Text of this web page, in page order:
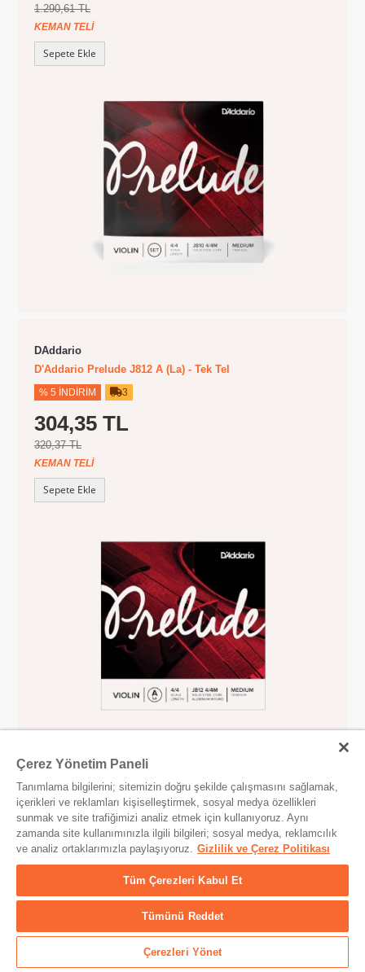
1.290,61 TL
KEMAN TELI
Sepete Ekle
DAddario
D'Addario Prelude J812 A (La) - Tek Tel
% 5 İNDIRIM 3
304,35 TL
320,37 TL
KEMAN TELI
Sepete Ekle
Pirastro
Pirastro Evah Pirazzi Gold Violin Strings E-Ball (mi) Tek
Tel
% 10 İNDIRIM
372,77 TL
414,19 TL
Sepete Ekle
Çerez Yönetim Paneli
Tanımlama bilgilerini; sitemizin doğru şekilde çalışmasını sağlamak,
içerikleri ve reklamları kişiselleştirmek, sosyal medya özellikleri
sunmak ve site trafiğimizi analiz etmek için kullanıyoruz. Aynı
zamanda site kullanımınızla ilgili bilgileri; sosyal medya, reklamcılık
ve analiz ortaklarımızla paylaşıyoruz. Gizlilik ve Çerez Politikası
Tüm Çerezleri Kabul Et
Tümünü Reddet
Çerezleri Yönet